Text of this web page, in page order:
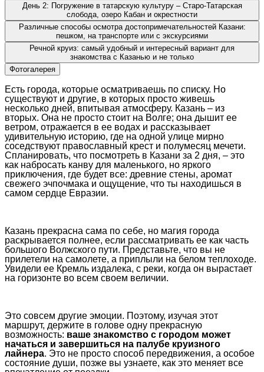
День 2: Погружение в татарскую культуру – Старо-Татарская
слобода, озеро Кабан и окрестности
Различные способы осмотра достопримечательностей Казани:
пешком, на транспорте или с экскурсиями
Речной круиз: самый удобный и интересный вариант для
знакомства с Казанью и не только
Фотогалерея
Есть города, которые осматриваешь по списку. Но
существуют и другие, в которых просто живешь
несколько дней, впитывая атмосферу. Казань – из
вторых. Она не просто стоит на Волге; она дышит ее
ветром, отражается в ее водах и рассказывает
удивительную историю, где на одной улице мирно
соседствуют православный крест и полумесяц мечети.
Спланировать, что посмотреть в Казани за 2 дня, – это
как набросать канву для маленького, но яркого
приключения, где будет все: древние стены, аромат
свежего эчпочмака и ощущение, что ты находишься в
самом сердце Евразии.
Казань прекрасна сама по себе, но магия города
раскрывается полнее, если рассматривать ее как часть
большого Волжского пути. Представьте, что вы не
прилетели на самолете, а приплыли на белом теплоходе.
Увидели ее Кремль издалека, с реки, когда он вырастает
на горизонте во всем своем величии.
Это совсем другие эмоции. Поэтому, изучая этот
маршрут, держите в голове одну прекрасную
возможность: ваше знакомство с городом может
начаться и завершиться на палубе круизного
лайнера. Это не просто способ передвижения, а особое
состояние души, позже вы узнаете, как это меняет все